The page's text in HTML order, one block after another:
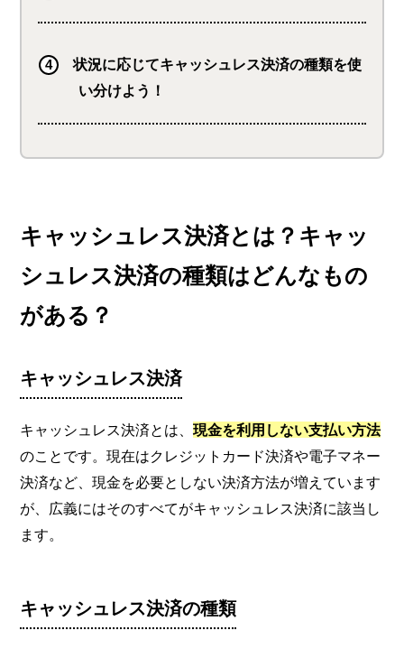
状況に応じてキャッシュレス決済の種類を使
い分けよう！
キャッシュレス決済とは？キャッ
シュレス決済の種類はどんなもの
がある？
キャッシュレス決済
キャッシュレス決済とは、現金を利用しない支払い方法
のことです。現在はクレジットカード決済や電子マネー
決済など、現金を必要としない決済方法が増えています
が、広義にはそのすべてがキャッシュレス決済に該当し
ます。
キャッシュレス決済の種類